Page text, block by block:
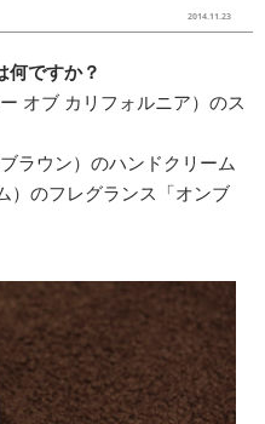
2014.11.23
何ですか？
オブ カリフォルニア）のス
ラウン）のハンドクリーム
）のフレグランス「オンブ